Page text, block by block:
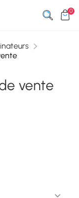
0
vente